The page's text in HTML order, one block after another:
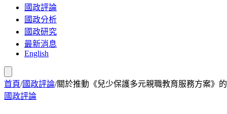
國政評論
國政分析
國政研究
最新消息
English
首頁/國政評論/關於推動《兒少保護多元親職教育服務方案》
國政評論